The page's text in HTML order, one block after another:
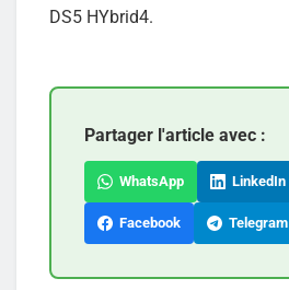
DS5 HYbrid4.
Partager l'article avec :
WhatsApp LinkedIn
Facebook Telegram